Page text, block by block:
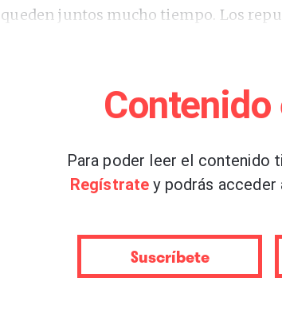
queden juntos mucho tiempo. Los
gallega Rosalía de Castro, los gemelos
1871. Rosalía de Castro no fue solo
desarraigo, la pérdida y la dureza de la
los ha llevado a juntar sus
Para poder leer el contenido
Regístrate y podrás
Suscríbete